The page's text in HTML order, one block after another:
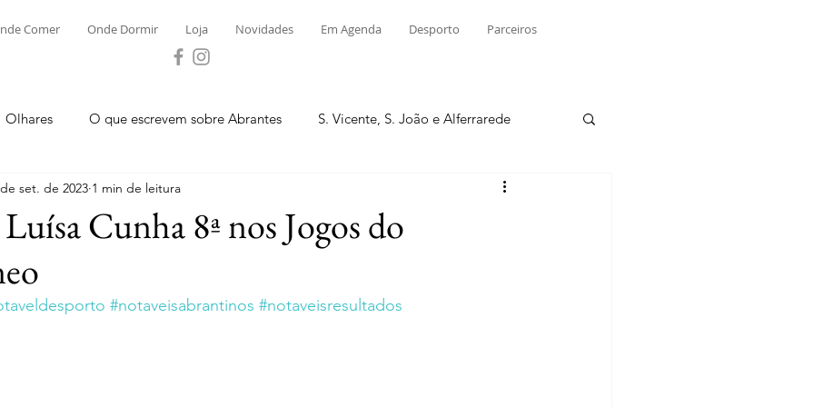
Comer Onde Dormir Loja Novidades Em Agenda Desporto Parceiros
Olhares O que escrevem sobre Abrantes S. Vicente, S. João e Alferrarede
e Concavada Bemposta
Cunha 8ª nos Jogos do
set. de 2023 1 min de leitura
#notaveisabrantinos #notaveisresultados